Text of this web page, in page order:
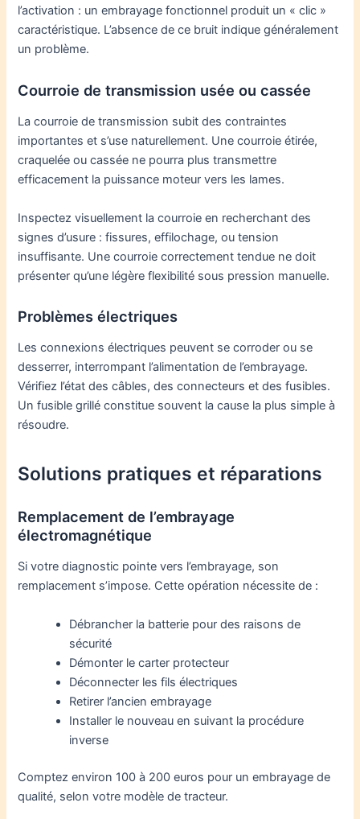
l’activation : un embrayage fonctionnel produit un « clic »
caractéristique. L’absence de ce bruit indique généralement
un problème.
Courroie de transmission usée ou cassée
La courroie de transmission subit des contraintes
importantes et s’use naturellement. Une courroie étirée,
craquelée ou cassée ne pourra plus transmettre
efficacement la puissance moteur vers les lames.
Inspectez visuellement la courroie en recherchant des
signes d’usure : fissures, effilochage, ou tension
insuffisante. Une courroie correctement tendue ne doit
présenter qu’une légère flexibilité sous pression manuelle.
Problèmes électriques
Les connexions électriques peuvent se corroder ou se
desserrer, interrompant l’alimentation de l’embrayage.
Vérifiez l’état des câbles, des connecteurs et des fusibles.
Un fusible grillé constitue souvent la cause la plus simple à
résoudre.
Solutions pratiques et réparations
Remplacement de l’embrayage
électromagnétique
Si votre diagnostic pointe vers l’embrayage, son
remplacement s’impose. Cette opération nécessite de :
Débrancher la batterie pour des raisons de
sécurité
Démonter le carter protecteur
Déconnecter les fils électriques
Retirer l’ancien embrayage
Installer le nouveau en suivant la procédure
inverse
Comptez environ 100 à 200 euros pour un embrayage de
qualité, selon votre modèle de tracteur.